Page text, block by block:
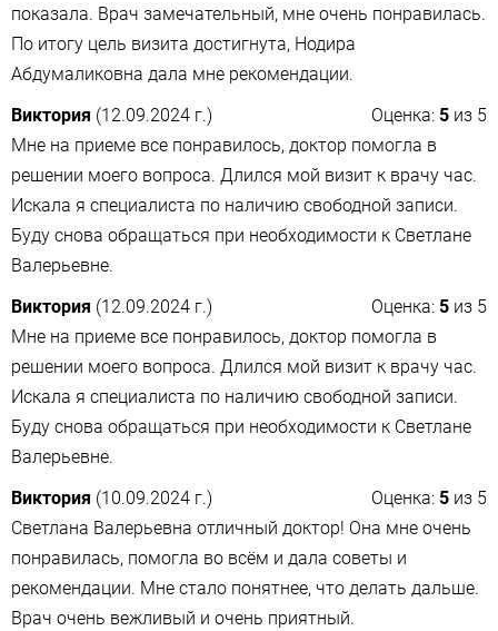
показала. Врач замечательный, мне очень понравилась.
По итогу цель визита достигнута, Нодира
Абдумаликовна дала мне рекомендации.
Виктория (12.09.2024 г.) Оценка: 5 из 5
Мне на приеме все понравилось, доктор помогла в
решении моего вопроса. Длился мой визит к врачу час.
Искала я специалиста по наличию свободной записи.
Буду снова обращаться при необходимости к Светлане
Валерьевне.
Виктория (12.09.2024 г.) Оценка: 5 из 5
Мне на приеме все понравилось, доктор помогла в
решении моего вопроса. Длился мой визит к врачу час.
Искала я специалиста по наличию свободной записи.
Буду снова обращаться при необходимости к Светлане
Валерьевне.
Виктория (10.09.2024 г.) Оценка: 5 из 5
Светлана Валерьевна отличный доктор! Она мне очень
понравилась, помогла во всём и дала советы и
рекомендации. Мне стало понятнее, что делать дальше.
Врач очень вежливый и очень приятный.